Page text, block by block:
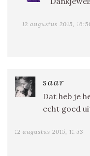
12 augustus 2015,
saar
Dat heb je
echt goed
12 augustus 2015, 11:53